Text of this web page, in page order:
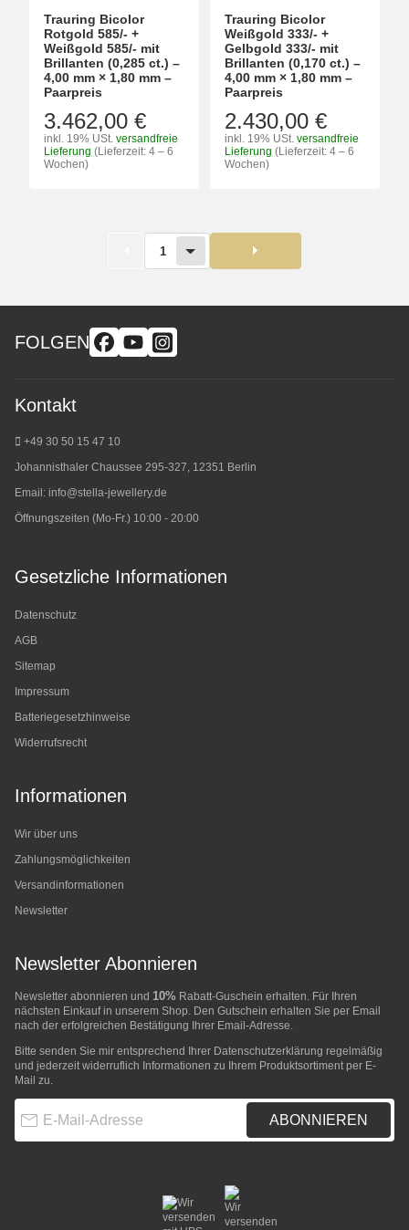
Trauring Bicolor
Rotgold 585/- +
Weißgold 585/- mit
Brillanten (0,285 ct.) –
4,00 mm × 1,80 mm –
Paarpreis
3.462,00 €
inkl. 19% USt. versandfreie
Lieferung (Lieferzeit: 4 – 6
Wochen)
Trauring Bicolor
Weißgold 333/- +
Gelbgold 333/- mit
Brillanten (0,170 ct.) –
4,00 mm × 1,80 mm –
Paarpreis
2.430,00 €
inkl. 19% USt. versandfreie
Lieferung (Lieferzeit: 4 – 6
Wochen)
1
FOLGEN
Kontakt
+49 30 50 15 47 10
Johannisthaler Chaussee 295-327, 12351 Berlin
Email: info@stella-jewellery.de
Öffnungszeiten (Mo-Fr.) 10:00 - 20:00
Gesetzliche Informationen
Datenschutz
AGB
Sitemap
Impressum
Batteriegesetzhinweise
Widerrufsrecht
Informationen
Wir über uns
Zahlungsmöglichkeiten
Versandinformationen
Newsletter
Newsletter Abonnieren
Newsletter abonnieren und 10% Rabatt-Guschein erhalten. Für Ihren
nächsten Einkauf in unserem Shop. Den Gutschein erhalten Sie per Email
nach der erfolgreichen Bestätigung Ihrer Email-Adresse.
Bitte senden Sie mir entsprechend Ihrer Datenschutzerklärung regelmäßig
und jederzeit widerruflich Informationen zu Ihrem Produktsortiment per E-
Mail zu.
ABONNIEREN